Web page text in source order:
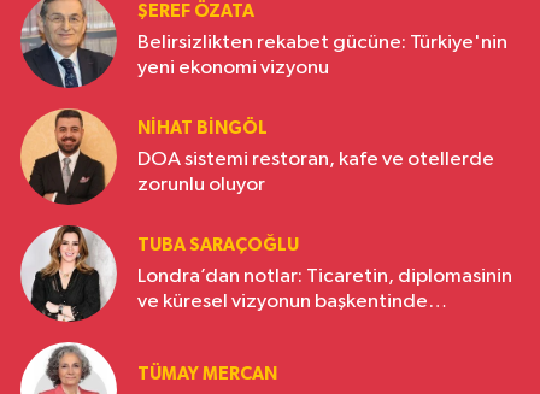
ŞEREF ÖZATA
Belirsizlikten rekabet gücüne: Türkiye'nin
yeni ekonomi vizyonu
NIHAT BINGÖL
DOA sistemi restoran, kafe ve otellerde
zorunlu oluyor
TUBA SARAÇOĞLU
Londra’dan notlar: Ticaretin, diplomasinin
ve küresel vizyonun başkentinde
TÜMAY MERCAN